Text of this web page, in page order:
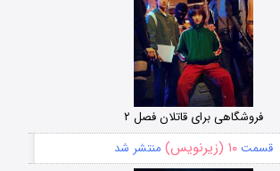
فروشگاهی برای قاتلان فصل ۲
قسمت۱۰ (زیرنویس) منتشر شد